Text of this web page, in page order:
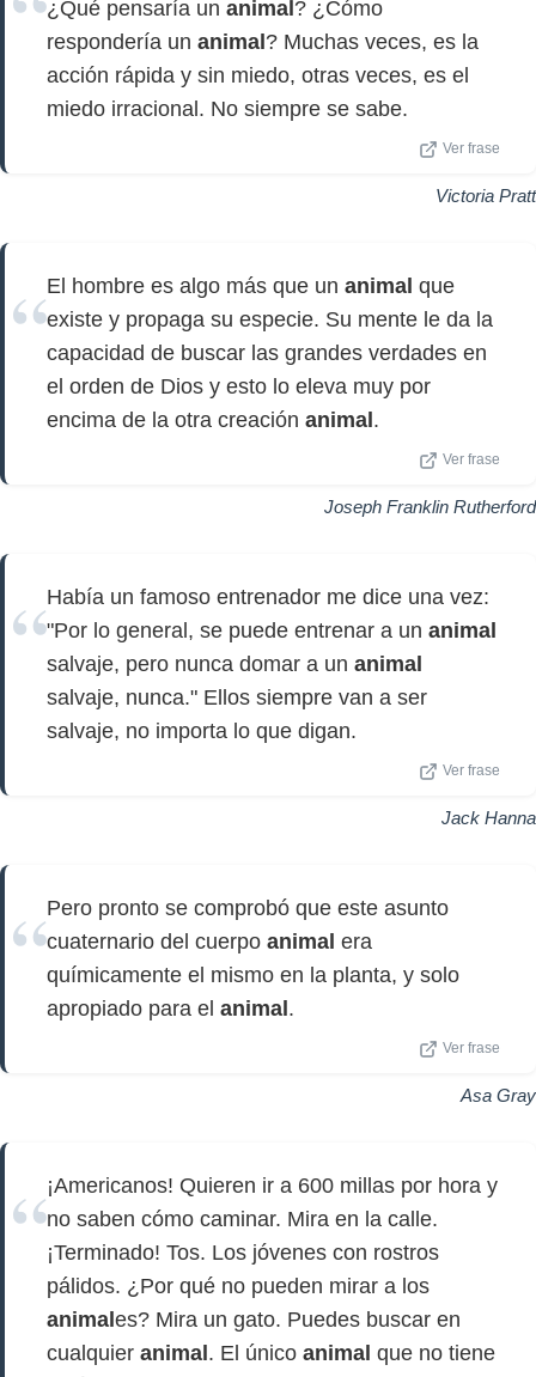
¿Qué pensaría un animal ? ¿Cómo
respondería un animal ? Muchas veces, es la
acción rápida y sin miedo, otras veces, es el
miedo irracional. No siempre se sabe.
Ver frase
Victoria Pratt
El hombre es algo más que un animal que
existe y propaga su especie. Su mente le da la
capacidad de buscar las grandes verdades en
el orden de Dios y esto lo eleva muy por
encima de la otra creación animal .
Ver frase
Joseph Franklin Rutherford
Había un famoso entrenador me dice una vez:
"Por lo general, se puede entrenar a un animal
salvaje, pero nunca domar a un animal
salvaje, nunca." Ellos siempre van a ser
salvaje, no importa lo que digan.
Ver frase
Jack Hanna
Pero pronto se comprobó que este asunto
cuaternario del cuerpo animal era
químicamente el mismo en la planta, y solo
apropiado para el animal .
Ver frase
Asa Gray
¡Americanos! Quieren ir a 600 millas por hora y
no saben cómo caminar. Mira en la calle.
¡Terminado! Tos. Los jóvenes con rostros
pálidos. ¿Por qué no pueden mirar a los
animal es? Mira un gato. Puedes buscar en
cualquier animal . El único animal que no tiene